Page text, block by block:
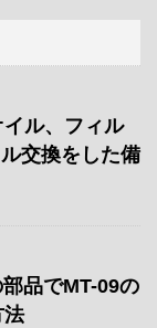
ル、フィル
交換をした備
品でMT-09の
法